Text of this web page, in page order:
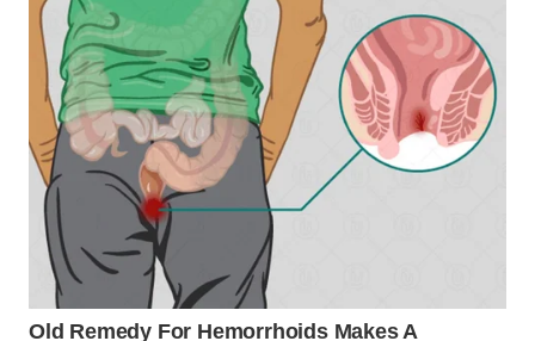
WN
INDRAMAYU
WN
KUNINGAN
MAJALENGKA
WN
SUBANG